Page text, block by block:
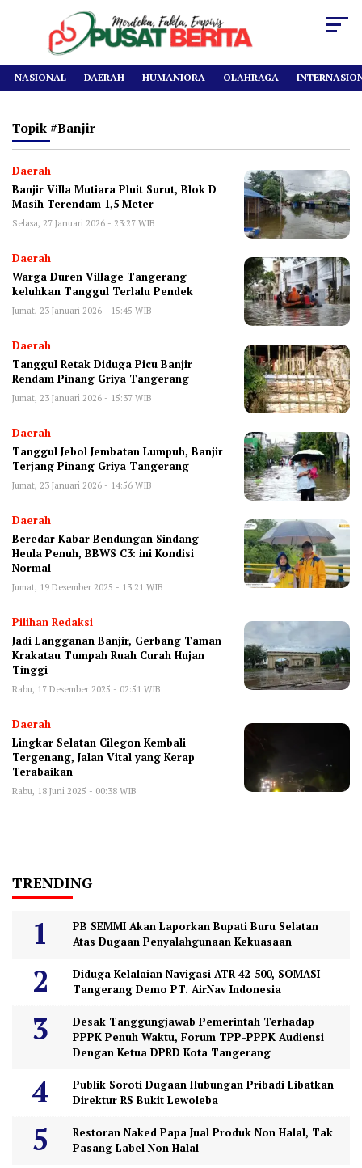
NASIONAL DAERAH HUMANIORA OLAHRAGA
Topik #banjir
Daerah
Banjir Villa Mutiara Pluit Surut, Blok D
Masih Terendam 1,5 Meter
Selasa, 27 Januari 2026 - 23:27 WIB
Daerah
Warga Duren Village Tangerang
keluhkan Tanggul Terlalu Pendek
Jumat, 23 Januari 2026 - 15:45 WIB
Daerah
Tanggul Retak Diduga Picu Banjir
Rendam Pinang Griya Tangerang ‎
Jumat, 23 Januari 2026 - 15:37 WIB
Daerah
Tanggul Jebol Jembatan Lumpuh, Banjir
Terjang Pinang Griya Tangerang
Jumat, 23 Januari 2026 - 14:56 WIB
Daerah
Beredar Kabar Bendungan Sindang
Heula Penuh, BBWS C3: ini Kondisi
Normal
Jumat, 19 Desember 2025 - 13:21 WIB
Pilihan Redaksi
Jadi Langganan Banjir, Gerbang Taman
Krakatau Tumpah Ruah Curah Hujan
Tinggi
Rabu, 17 Desember 2025 - 02:51 WIB
Daerah
Lingkar Selatan Cilegon Kembali
Tergenang, Jalan Vital yang Kerap
Terabaikan
Rabu, 18 Juni 2025 - 00:38 WIB
TRENDING
PB SEMMI Akan Laporkan Bupati Buru Selatan
Atas Dugaan Penyalahgunaan Kekuasaan
Diduga Kelalaian Navigasi ATR 42-500, SOMASI
Tangerang Demo PT. AirNav Indonesia
Desak Tanggungjawab Pemerintah Terhadap
PPPK Penuh Waktu, Forum TPP-PPPK Audiensi
Dengan Ketua DPRD Kota Tangerang
Publik Soroti Dugaan Hubungan Pribadi Libatkan
Direktur RS Bukit Lewoleba
Restoran Naked Papa Jual Produk Non Halal, Tak
Pasang Label Non Halal